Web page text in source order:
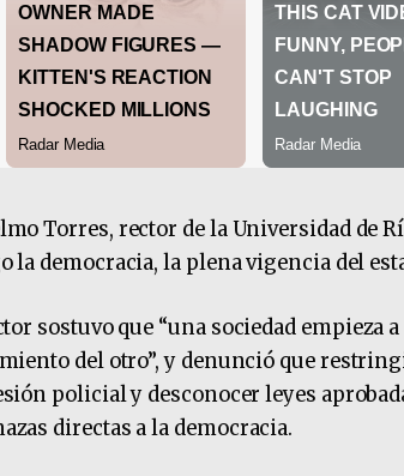
Torres, rector de la Universidad de
la democracia, la plena vigencia del
sostuvo que “una sociedad empieza
del otro”, y denunció que
policial y desconocer leyes
directas a la democracia.